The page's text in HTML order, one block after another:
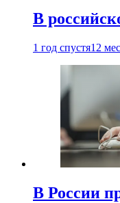
В
1 год спустя12
В России